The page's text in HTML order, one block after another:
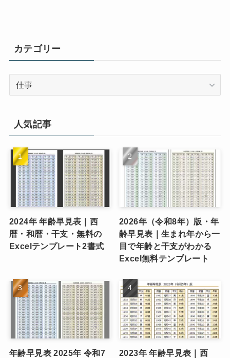
カテゴリー
ー
人気記事
2024年 年齢早見表｜西
暦・和暦・干支・無料の
Excelテンプレート2書式
2026年（令和8年）版・年
齢早見表｜生まれ年から一
目で年齢と干支がわかる
Excel無料テンプレート
年齢早見表 2025年 令和7
2023年 年齢早見表｜西